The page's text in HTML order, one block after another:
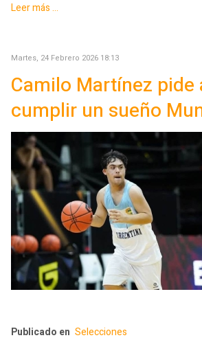
Leer más ...
Martes, 24 Febrero 2026 18:13
Camilo Martínez pide
cumplir un sueño
Publicado en Selecciones